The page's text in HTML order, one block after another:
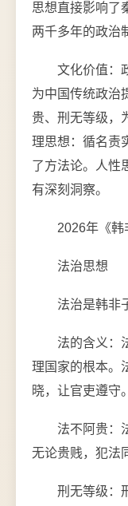
思想直接影响了
两千多年的政治
文化价值：
为中国传统政治
贵、刑无等级，
理思想：循名责
了方法论。人性
有深刻洞察。
2026年《韩
法治思想
法治是韩非
法的含义：
理国家的根本。
晓，让官吏遵守。
法不阿贵：
无论贵贱，犯法
刑无等级：